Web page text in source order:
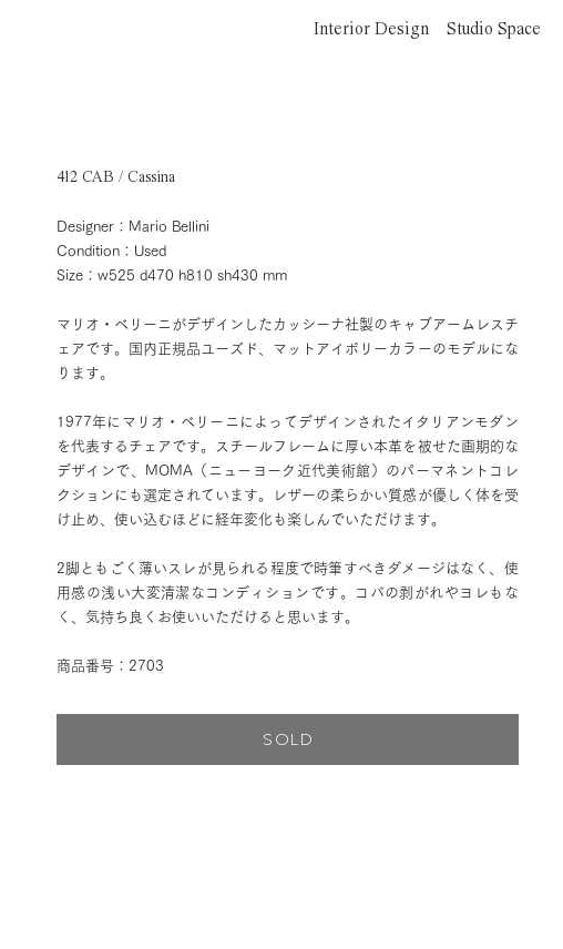
Interior Design Studio Space
412 CAB / Cassina
Designer：Mario Bellini
Condition：Used
Size：w525 d470 h810 sh430 mm
マリオ・ベリーニがデザインしたカッシーナ社製のキャブアームレスチ
ェアです。国内正規品ユーズド、マットアイボリーカラーのモデルにな
ります。
1977年にマリオ・ベリーニによってデザインされたイタリアンモダン
を代表するチェアです。スチールフレームに厚い本革を被せた画期的な
デザインで、MOMA（ニューヨーク近代美術館）のパーマネントコレ
クションにも選定されています。レザーの柔らかい質感が優しく体を受
け止め、使い込むほどに経年変化も楽しんでいただけます。
2脚ともごく薄いスレが見られる程度で時筆すべきダメージはなく、使
用感の浅い大変清潔なコンディションです。コバの剥がれやヨレもな
く、気持ち良くお使いいただけると思います。
商品番号：2703
SOLD